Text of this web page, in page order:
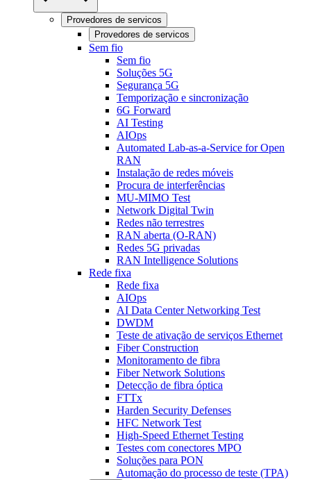
Provedores de servicos
Provedores de servicos
Sem fio
Sem fio
Soluções 5G
Segurança 5G
Temporização e sincronização
6G Forward
AI Testing
AIOps
Automated Lab-as-a-Service for Open
RAN
Instalação de redes móveis
Procura de interferências
MU-MIMO Test
Network Digital Twin
Redes não terrestres
RAN aberta (O-RAN)
Redes 5G privadas
RAN Intelligence Solutions
Rede fixa
Rede fixa
AIOps
AI Data Center Networking Test
DWDM
Teste de ativação de serviços Ethernet
Fiber Construction
Monitoramento de fibra
Fiber Network Solutions
Detecção de fibra óptica
FTTx
Harden Security Defenses
HFC Network Test
High-Speed Ethernet Testing
Testes com conectores MPO
Soluções para PON
Automação do processo de teste (TPA)